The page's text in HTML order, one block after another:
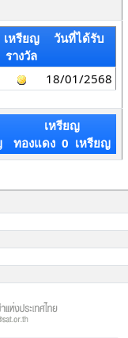
เหรียญ
รางวัล
วันที่ได้รับ
18/01/2568
เหรียญ
ทองแดง 0 เหรียญ